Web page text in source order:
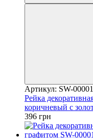
Артикул: SW-
Рейка
коричневый с
396 грн